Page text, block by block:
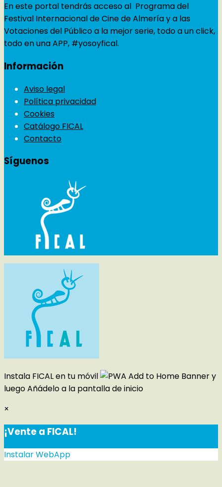
En este portal tendrás acceso al Programa del
Festival Internacional de Cine de Almería y a las
Votaciones del Público a la mejor serie, todo a un click,
todo en una APP, #yosoyfical.
Información
Aviso legal
Política privacidad
Cookies
Catálogo FICAL
Contacto
Síguenos
Instala FICAL en tu móvil
y
luegoAñádelo a la pantalla de inicio
×
¡Vente a FICAL!
Instalar WebApp